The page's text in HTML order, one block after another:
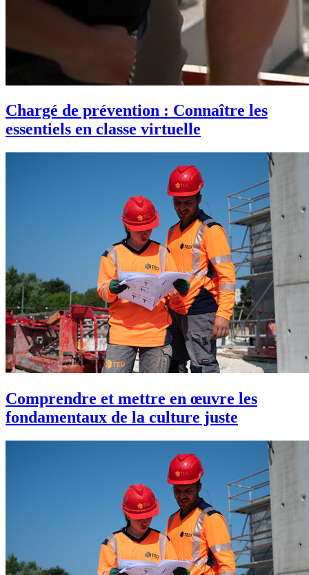
Chargé de prévention : Connaître les
essentiels en classe virtuelle
Comprendre et mettre en œuvre les
fondamentaux de la culture juste